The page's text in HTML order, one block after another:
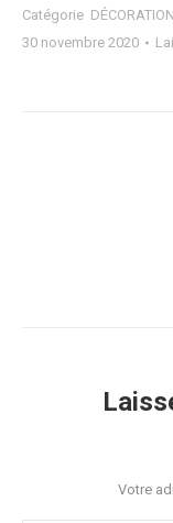
Catégorie DÉCORATION
30 novembre 2020
Votre